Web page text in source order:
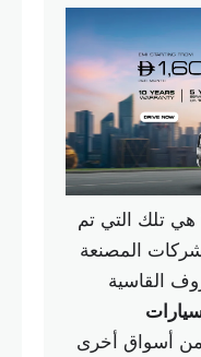
هي تلك التي تم
المصنعة
القاسية
من أسواق أخرى